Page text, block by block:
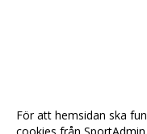
För att hemsidan ska